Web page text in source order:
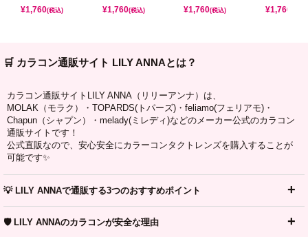
¥1,760(税込) ¥1,760(税込) ¥1,760(税込) ¥1,760
🛒 カラコン通販サイト LILY ANNAとは？
カラコン通販サイトLILY ANNA（リリーアンナ）は、
MOLAK（モラク）・TOPARDS(トパーズ)・feliamo(フェリアモ)・
Chapun（シャプン）・melady(ミレディ)などのメーカー公式のカラコン
通販サイトです！
公式直販なので、安心安全にカラーコンタクトレンズを購入することが
可能です✨
💡 LILY ANNAで通販する3つのおすすめポイント
🛡️ LILY ANNAのカラコンが安全な理由